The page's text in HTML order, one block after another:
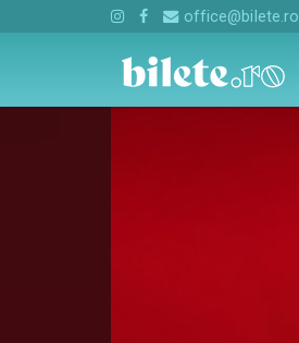
office@bilete.ro